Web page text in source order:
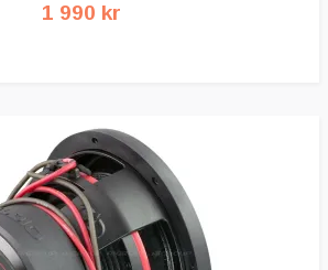
1 990 kr